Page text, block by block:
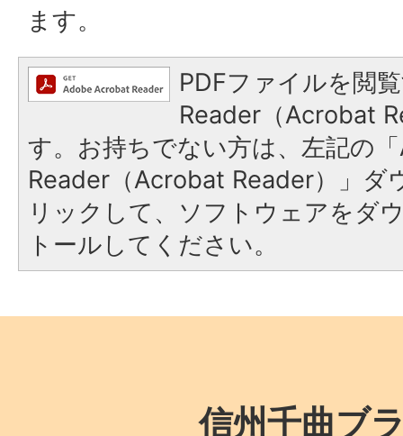
ます。
PDFファイルを閲
Reader（Acrobat
す。お持ちでない方は、左記の
Reader（Acrobat Reader）」ダ
リックして、ソフトウェアをダ
トールしてください。
信州千曲ブ